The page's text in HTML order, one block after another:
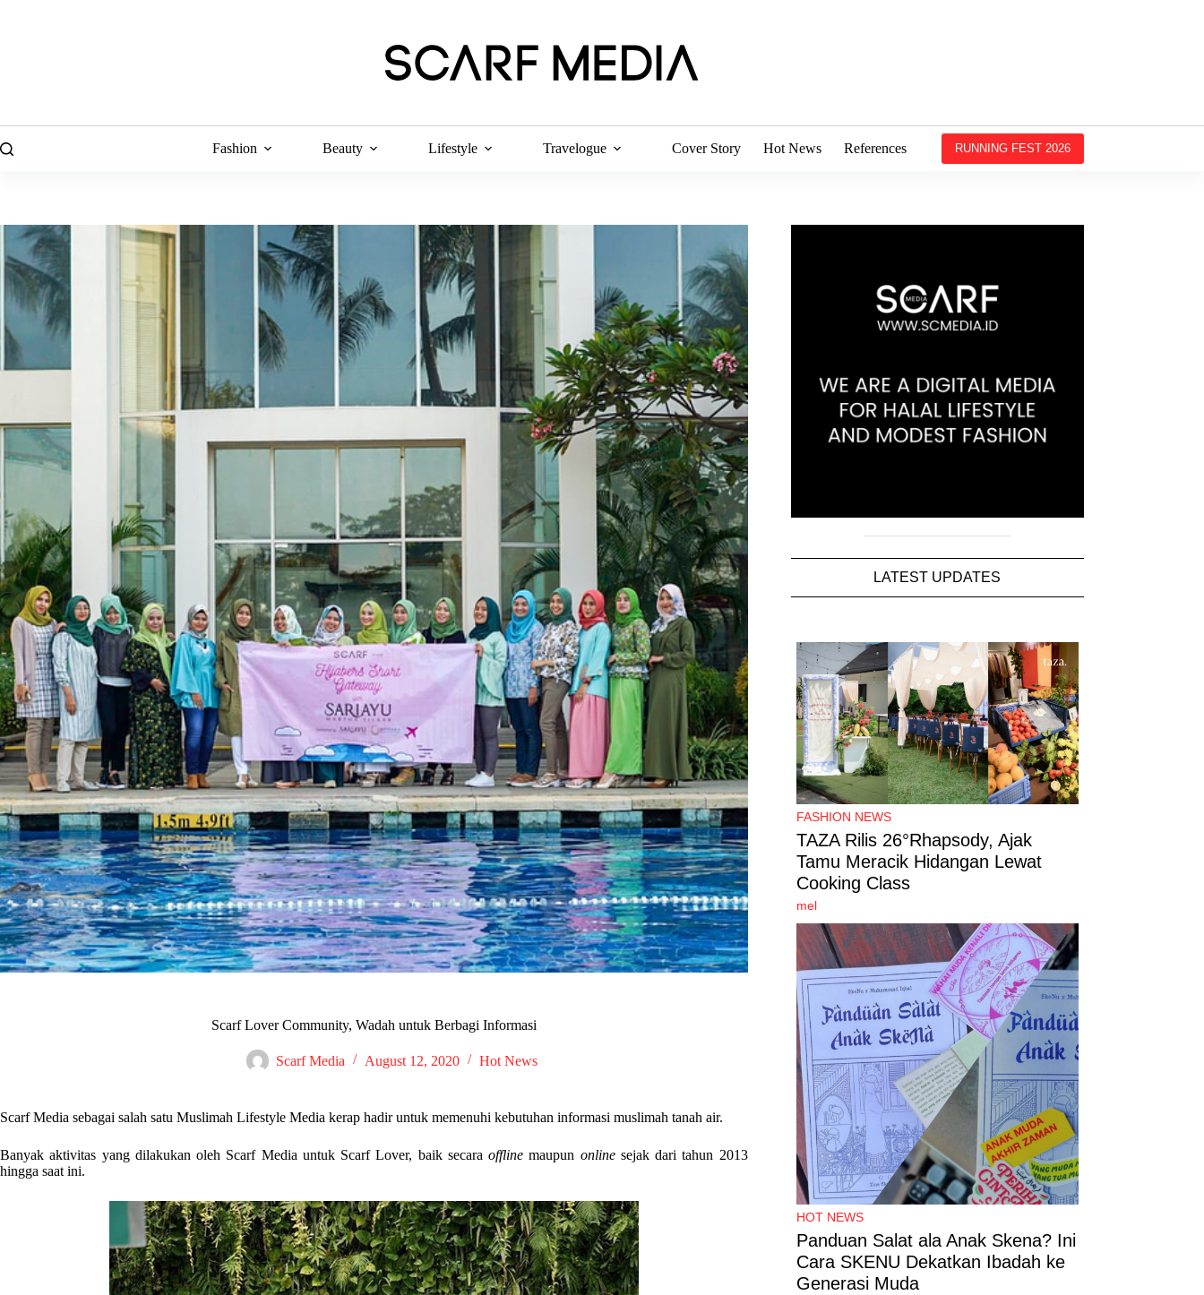
Fashion Beauty Lifestyle Travelogue Cover Story Hot News References RUNNING FEST 2026
Scarf Lover Community, Wadah untuk Berbagi Informasi
Scarf Media August 12, 2020 Hot News
Scarf Media sebagai salah satu Muslimah Lifestyle Media kerap hadir untuk memenuhi kebutuhan informasi muslimah tanah air.
Banyak aktivitas yang dilakukan oleh Scarf Media untuk Scarf Lover, baik secaraoffline maupun online sejak dari tahun 2013
hingga saat ini.
LATEST UPDATES
FASHION NEWS
TAZA Rilis 26°Rhapsody, Ajak
Tamu Meracik Hidangan Lewat
Cooking Class
mel
HOT NEWS
Panduan Salat ala Anak Skena? Ini
Cara SKENU Dekatkan Ibadah ke
Generasi Muda